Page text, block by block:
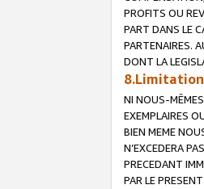
PROFITS OU
PART DANS LE
PARTENAIRES.
DONT LA
NI NOUS-
EXEMPLAIRES
BIEN MEME
N’EXCEDERA
PRECEDANT
PAR LE